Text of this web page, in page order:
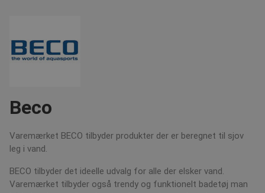
Beco
Varemærket BECO tilbyder produkter der er beregnet til sjov
leg i vand.
BECO tilbyder det ideelle udvalg for alle der elsker vand.
Varemærket tilbyder også trendy og funktionelt badetøj man